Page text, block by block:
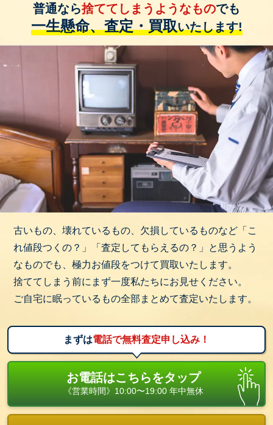
普通なら捨ててしまうようなものでも
一生懸命、査定・買取いたします!
古いもの、壊れているもの、欠損しているものなど「こ
れ値段つくの？」「査定してもらえるの？」と思うよう
なものでも、極力お値段をつけて買取いたします。
捨ててしまう前にまず一度私たちにお見せください。
ご自宅に眠っているもの全部まとめて査定いたします。
まずは電話で無料査定申し込み！
お電話はこちらをタップ
《営業時間》10:00〜19:00 年中無休